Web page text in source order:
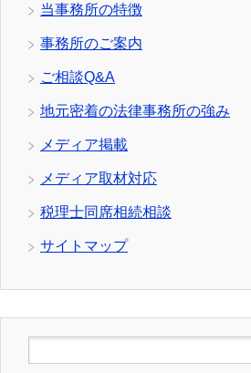
当事務所の特徴
事務所のご案内
ご相談Q&A
地元密着の法律事務所の強み
メディア掲載
メディア取材対応
税理士同席相続相談
サイトマップ